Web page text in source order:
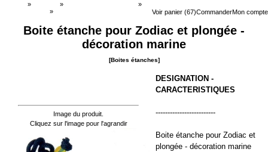
Voir panier (67)CommanderMon compte
» »
»
»
Boite étanche pour Zodiac et plongée -
décoration marine
[Boites étanches]
Image du produit.
Cliquez sur l'image pour l'agrandir
DESIGNATION -
CARACTERISTIQUES
-------------------------
Boite étanche pour Zodiac et
plongée - décoration marine